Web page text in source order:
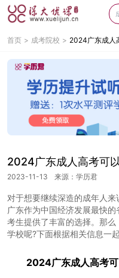
首页 成考院校 2024广东成人
2024广东成人高考可
2023-11-13 来源：学历君
对于想要继续深造的成年人来
广东作为中国经济发展最快
考生提供了丰富的选择。那
学校呢?下面根据相关信息一
2024广东成人高考